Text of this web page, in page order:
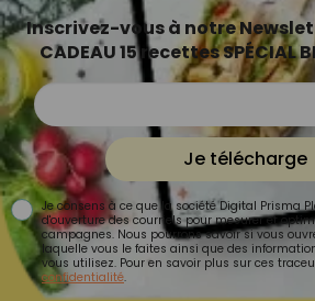
Inscrivez-vous à notre
CADEAU 15 recettes SPÉCIAL
Je télécharge
Je consens à ce que la société Digital Prisma
d'ouverture des courriels pour mesurer et
campagnes. Nous pourrons savoir si vous
laquelle vous le faites ainsi que des
vous utilisez. Pour en savoir plus sur ces
confidentialité.